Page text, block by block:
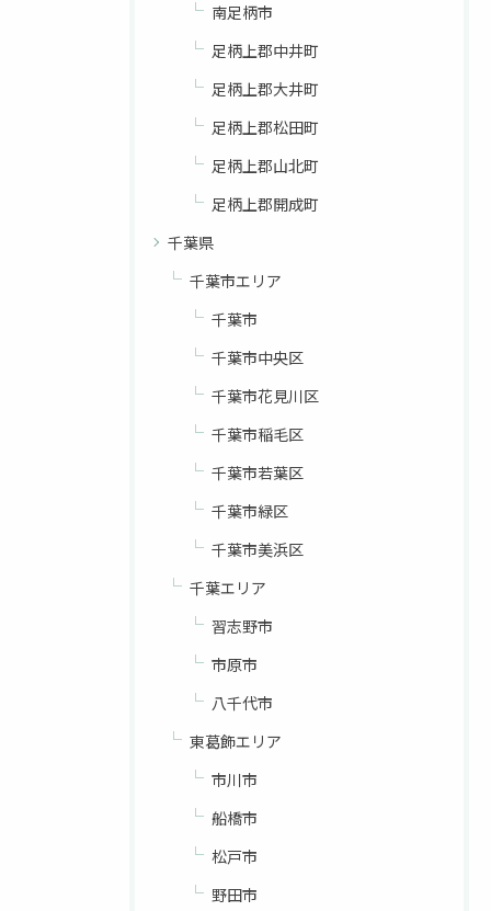
南足柄市
足柄上郡中井町
足柄上郡大井町
足柄上郡松田町
足柄上郡山北町
足柄上郡開成町
千葉県
千葉市エリア
千葉市
千葉市中央区
千葉市花見川区
千葉市稲毛区
千葉市若葉区
千葉市緑区
千葉市美浜区
千葉エリア
習志野市
市原市
八千代市
東葛飾エリア
市川市
船橋市
松戸市
野田市